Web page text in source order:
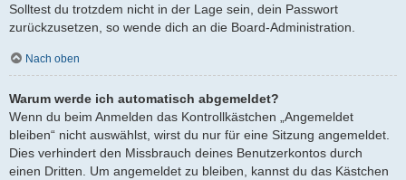
Solltest du trotzdem nicht in der Lage sein, dein Passwort
zurückzusetzen, so wende dich an die Board-Administration.
Nach oben
Warum werde ich automatisch abgemeldet?
Wenn du beim Anmelden das Kontrollkästchen „Angemeldet
bleiben“ nicht auswählst, wirst du nur für eine Sitzung angemeldet.
Dies verhindert den Missbrauch deines Benutzerkontos durch
einen Dritten. Um angemeldet zu bleiben, kannst du das Kästchen